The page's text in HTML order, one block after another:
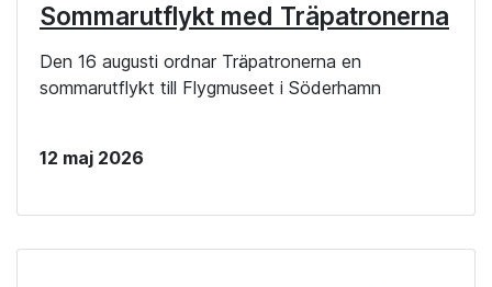
Sommarutflykt med Träpatronerna
Den 16 augusti ordnar Träpatronerna en
sommarutflykt till Flygmuseet i Söderhamn
12 maj 2026